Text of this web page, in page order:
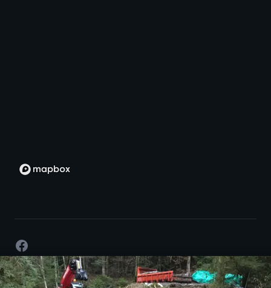
Facebook
©2026- Développement par passion -